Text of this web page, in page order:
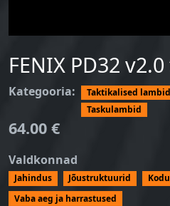
FENIX PD32
Kategooria
Taktikalised lambid
Taskulambid
64.00 €
Valdkonnad
Jahindus Jõustruktuurid
Vaba aeg ja harrastused